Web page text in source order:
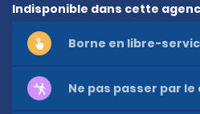
Indisponible dans cette
Borne en libre-
Ne pas passer par